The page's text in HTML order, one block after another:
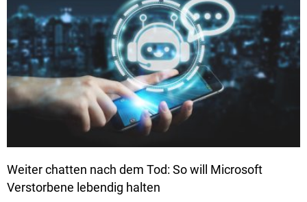
Weiter chatten nach dem Tod: So will Microsoft
Verstorbene lebendig halten